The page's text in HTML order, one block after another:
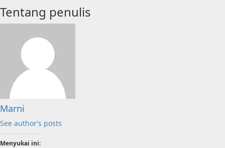
Tentang penulis
Marni
See author's posts
Menyukai ini: